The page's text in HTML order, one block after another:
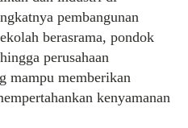
pembangunan
berasrama, pondok
perusahaan
mampu memberikan
kenyamanan